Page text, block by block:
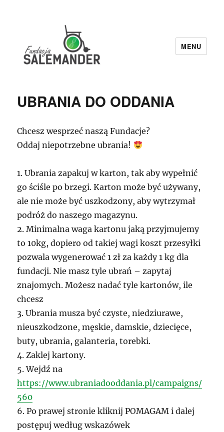
MENU
UBRANIA DO ODDANIA
Chcesz wesprzeć naszą Fundacje?
Oddaj niepotrzebne ubrania!
1. Ubrania zapakuj w karton, tak aby wypełnić
go ściśle po brzegi. Karton może być używany,
ale nie może być uszkodzony, aby wytrzymał
podróż do naszego magazynu.
2. Minimalna waga kartonu jaką przyjmujemy
to 10kg, dopiero od takiej wagi koszt przesyłki
pozwala wygenerować 1 zł za każdy 1 kg dla
fundacji. Nie masz tyle ubrań – zapytaj
znajomych. Możesz nadać tyle kartonów, ile
chcesz
3. Ubrania musza być czyste, niedziurawe,
nieuszkodzone, męskie, damskie, dziecięce,
buty, ubrania, galanteria, torebki.
4. Zaklej kartony.
5. Wejdź na
https://www.ubraniadooddania.pl/campaigns/
560
6. Po prawej stronie kliknij POMAGAM i dalej
postępuj według wskazówek